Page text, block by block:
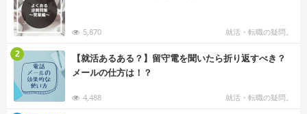
5,870 就活・転職の疑問。
【就活あるある？】留守電を聞いたら折り返すべき？
メールの仕方は！？
4,488 就活・転職の疑問。
2